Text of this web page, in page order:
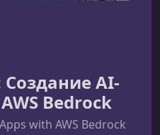
Создание AI-
Bedrock
with AWS Bedrock